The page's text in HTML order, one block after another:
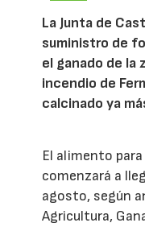
La Junta de
suministro de
el ganado de la
incendio de
calcinado ya
El alimento
comenzará a
agosto, según
Agricultura,